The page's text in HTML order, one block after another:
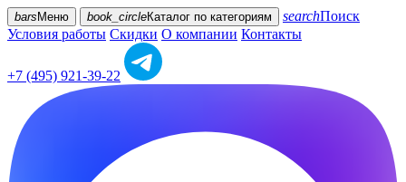
bars Меню book_circleКаталог по категориям searchПоиск
Условия работы Скидки О компании Контакты
+7 (495) 921-39-22